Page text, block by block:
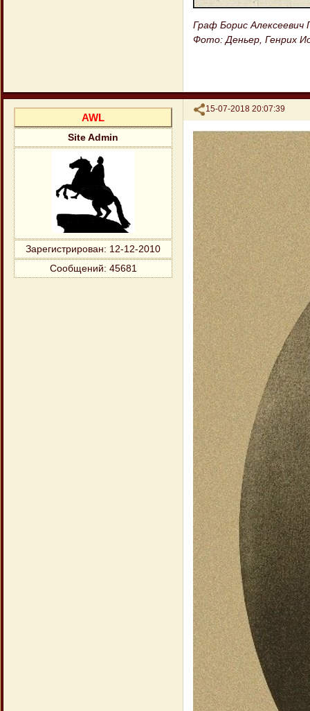
Граф Борис Алексеевич
Фото: Деньер, Генрих
Поделиться
15-07-2018 20:07:39
AWL
Site Admin
Зарегистрирован: 12-12-2010
Сообщений: 45681